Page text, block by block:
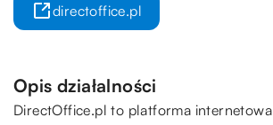
directoffice.pl
Opis działalności
DirectOffice.pl to platforma